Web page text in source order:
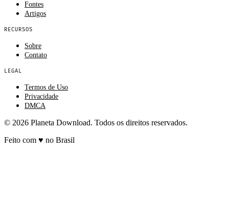
Fontes
Artigos
RECURSOS
Sobre
Contato
LEGAL
Termos de Uso
Privacidade
DMCA
© 2026 Planeta Download. Todos os direitos reservados.
Feito com ♥ no Brasil